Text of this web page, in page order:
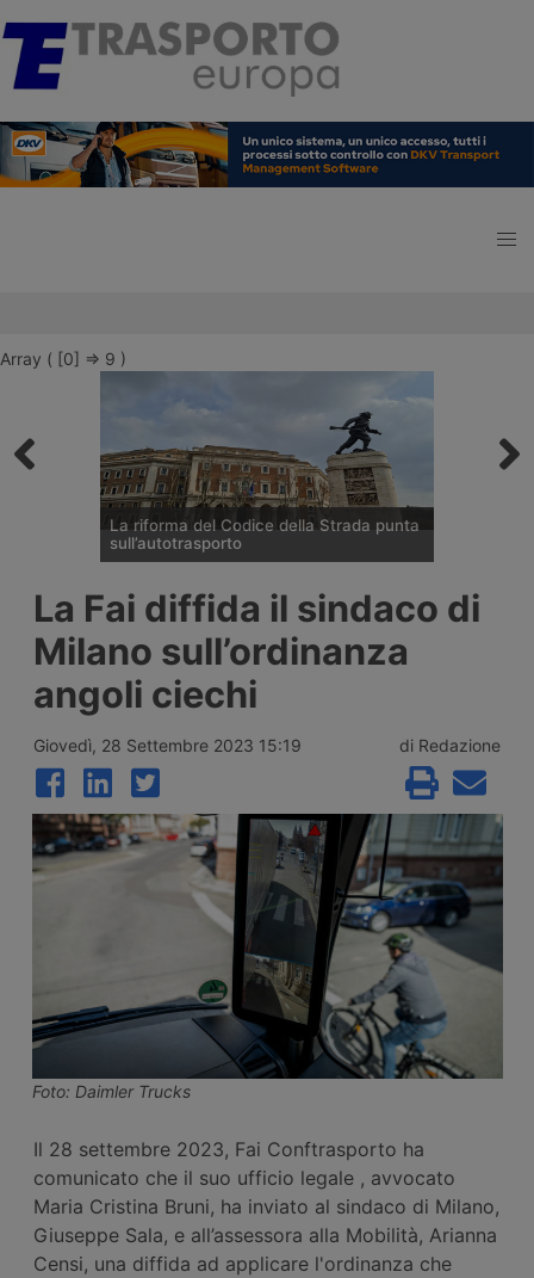
Array ( [0] => 9 )
La riforma del Codice della Strada punta
sull’autotrasporto
fine di luglio 2026 le linee della riforma del
Codice della Strada: patente C1 a 17 anni,
guida senza Cqc per un anno,
riorganizzazione delle sanzioni in 21 fasce,
digitalizzazione dei documenti e nuovo
ruolo per gli ausiliari di Polizia Stradale.
La Fai diffida il sindaco di
Milano sull’ordinanza
angoli ciechi
Giovedì, 28 Settembre 2023 15:19 di Redazione
Foto: Daimler Trucks
Il 28 settembre 2023, Fai Conftrasporto ha
comunicato che il suo ufficio legale , avvocato
Maria Cristina Bruni, ha inviato al sindaco di Milano,
Giuseppe Sala, e all’assessora alla Mobilità, Arianna
Censi, una diffida ad applicare l'ordinanza che